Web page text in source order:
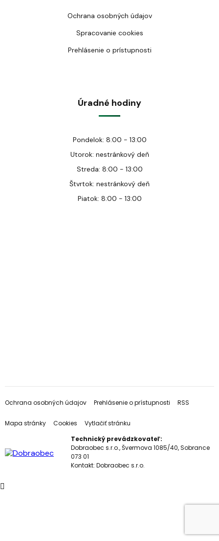
Ochrana osobných údajov
Spracovanie cookies
Prehlásenie o prístupnosti
Úradné hodiny
Pondelok: 8:00 - 13:00
Utorok: nestránkový deň
Streda: 8:00 - 13:00
Štvrtok: nestránkový deň
Piatok: 8:00 - 13:00
Ochrana osobných údajov Prehlásenie o prístupnosti RSS
Mapa stránky Cookies
Vytlačiť stránku
Technický prevádzkovateľ:
Dobraobec s.r.o., Švermova 1085/40, Sobrance
073 01
Kontakt: Dobraobec s.r.o.